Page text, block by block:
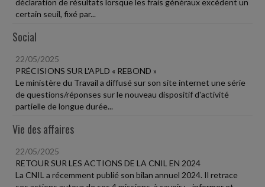
certain seuil, fixé par...
Social
22/05/2025
PRÉCISIONS SUR L'APLD « REBOND »
Le ministère du Travail a diffusé sur son site internet une série
de questions/réponses sur le nouveau dispositif d'activité
partielle de longue durée...
Vie des affaires
22/05/2025
RETOUR SUR LES ACTIONS DE LA CNIL EN 2024
La CNIL a récemment publié son bilan annuel 2024. Il retrace